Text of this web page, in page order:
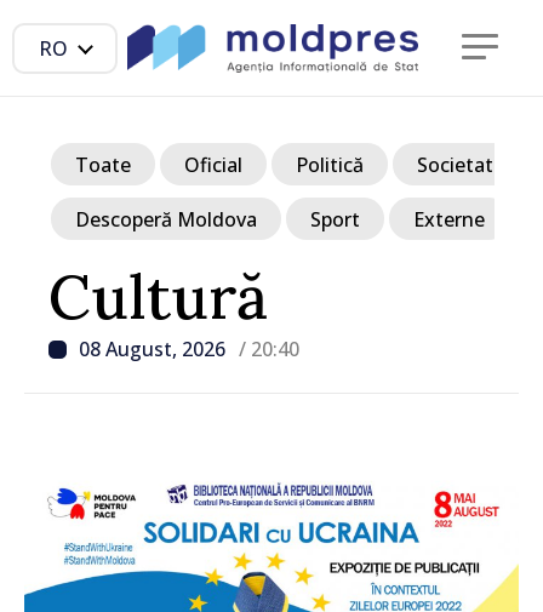
RO
Cultură
08 August, 2026 / 20:40
Toate Oficial Politică Societate
Descoperă Moldova Sport Externe